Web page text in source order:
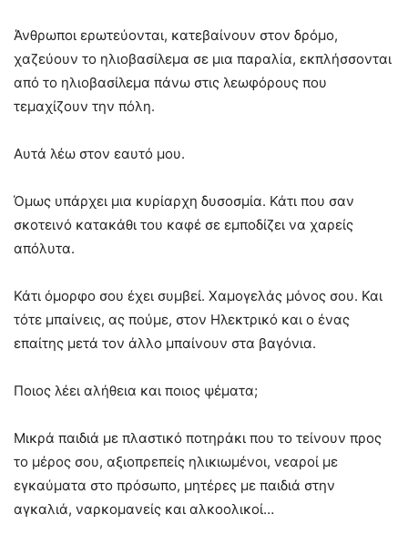
Άνθρωποι ερωτεύονται, κατεβαίνουν στον δρόμο,
χαζεύουν το ηλιοβασίλεμα σε μια παραλία, εκπλήσσονται
από το ηλιοβασίλεμα πάνω στις λεωφόρους που
τεμαχίζουν την πόλη.
Αυτά λέω στον εαυτό μου.
Όμως υπάρχει μια κυρίαρχη δυσοσμία. Κάτι που σαν
σκοτεινό κατακάθι του καφέ σε εμποδίζει να χαρείς
απόλυτα.
Κάτι όμορφο σου έχει συμβεί. Χαμογελάς μόνος σου. Και
τότε μπαίνεις, ας πούμε, στον Ηλεκτρικό και ο ένας
επαίτης μετά τον άλλο μπαίνουν στα βαγόνια.
Ποιος λέει αλήθεια και ποιος ψέματα;
Μικρά παιδιά με πλαστικό ποτηράκι που το τείνουν προς
το μέρος σου, αξιοπρεπείς ηλικιωμένοι, νεαροί με
εγκαύματα στο πρόσωπο, μητέρες με παιδιά στην
αγκαλιά, ναρκομανείς και αλκοολικοί…